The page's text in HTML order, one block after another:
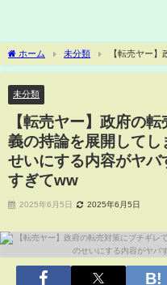
ホーム 未分類
【転売ヤー
展開してしまうw被害者面で消費者の
未分類
【転売ヤー】政府の
義の持論を展開して
せいにする内容がヤ
すぎてww
2025年6月5日 2025年6月5日